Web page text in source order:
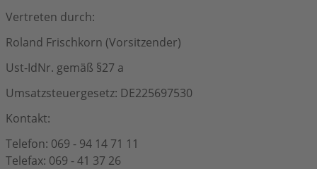
Impressum
Vertreten durch:
Roland Frischkorn (Vorsitzender)
Ust-IdNr. gemäß §27 a
Umsatzsteuergesetz: DE225697530
Kontakt:
Telefon: 069 - 94 14 71 11
Telefax: 069 - 41 37 26